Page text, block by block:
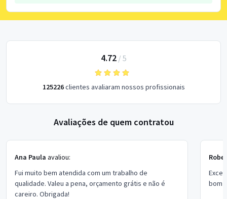
4.72/ 5
125226clientes avaliaram nossos profissionais
Avaliações de quem contratou
Ana Paula avaliou:
Fui muito bem atendida com um trabalho de
qualidade. Valeu a pena, orçamento grátis e não é
careiro. Obrigada!
bom